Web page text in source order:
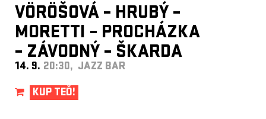
VÖRÖŠOVÁ – HRUBÝ –
MORETTI – PROCHÁZKA
– ZÁVODNÝ – ŠKARDA
14. 9. 20:30, JAZZ BAR
KUP TEĎ!